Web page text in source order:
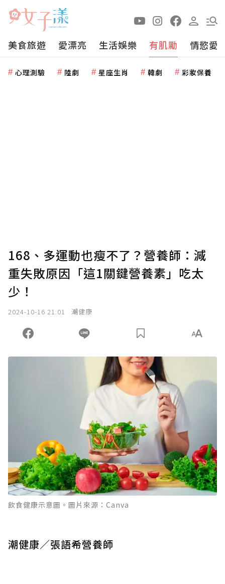
美食旅遊 愛漂亮 生活娛樂 有肌勵 情慾愛
心理測驗 陸劇 星座生肖 韓劇 彩妝保養
168、多運動也瘦不了？營養師：減
重失敗原因「這1關鍵營養素」吃太
少！
2024-10-16 21:01 潮健康
飲食健康示意圖。圖片來源：Canva
潮健康／張語希營養師